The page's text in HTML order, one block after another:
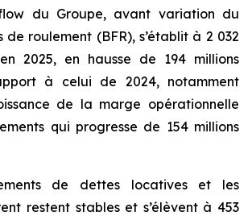
du Groupe, avant variation du
de roulement (BFR), s’établit à 2 032
2025, en hausse de 194 millions
à celui de 2024, notamment
de la marge opérationnelle
qui progresse de 154 millions
de dettes locatives et les
restent stables et s’élèvent à 453